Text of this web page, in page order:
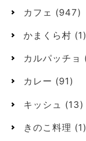
カフェ (947)
かまくら村 (1)
カルパッチョ
カレー (91)
キッシュ (13)
きのこ料理 (1)